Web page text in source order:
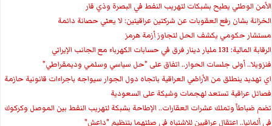
الأمن الوطني يطيح بشبكات لتهريب النفط في البصرة وذي قار
الخزانة بشان رفع العقوبات عن شركتين عراقيتين: لا يعني حصانة دائمة
مستشار حكومي يكشف الحل لتجاوز أزمة هرمز
الرقابة المالية: 131 مليار دينار فرق في حسابات الكهرباء مع الجانب الإيراني
فنزويلا.. أولى جلسات الحوار.. اتفاق على "حل سياسي وسلمي وديمقراطي"
اي تهديد ينطلق من الأراضي العراقية باتجاه دول الجوار سيواجه باجراءات قانونية حازمة
فصائل عراقية تستعد لهجمات وشيكة على السعودية
تضم ضباطاً وتملك عشرات العقارات.. الإطاحة بشبكة لتهريب النفط بين الموصل وكركوك
في ألمانيا.. اعتقال عراقيين للاشتباه في صلتهما بتنظيم "داعش"